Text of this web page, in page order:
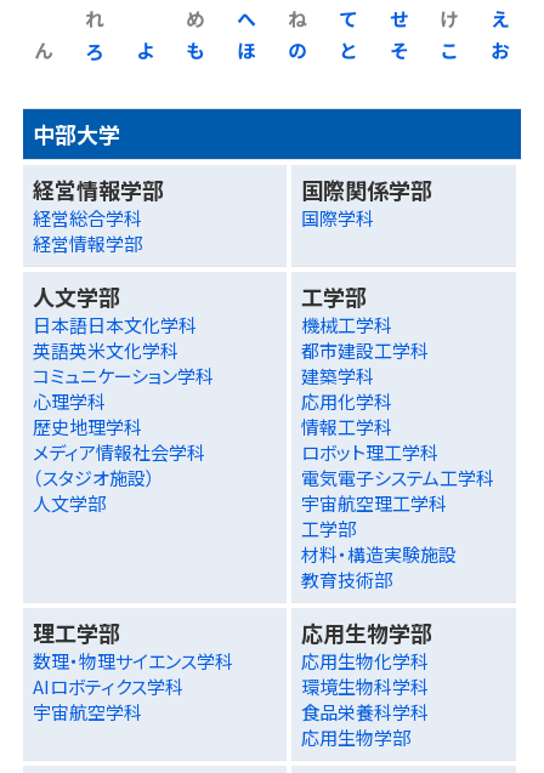
え
お
け
こ
せ
そ
て
と
ね
の
へ
ほ
め
も
よ
れ
ろ
ん
中部大学
経営情報学部
経営総合学科
経営情報学部
国際関係学部
国際学科
人文学部
日本語日本文化学科
英語英米文化学科
コミュニケーション学科
心理学科
歴史地理学科
メディア情報社会学科
（スタジオ施設）
人文学部
工学部
機械工学科
都市建設工学科
建築学科
応用化学科
情報工学科
ロボット理工学科
電気電子システム工学科
宇宙航空理工学科
工学部
材料・構造実験施設
教育技術部
理工学部
数理・物理サイエンス学科
AIロボティクス学科
宇宙航空学科
応用生物学部
応用生物化学科
環境生物科学科
食品栄養科学科
応用生物学部